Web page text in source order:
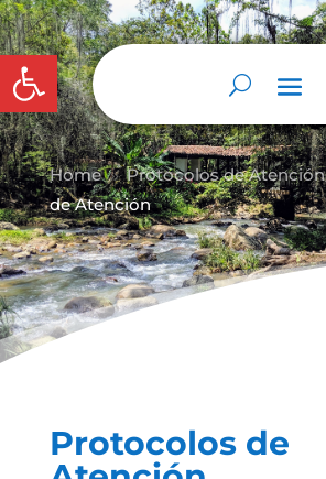
Abrir barra de herramientas
Home 9 Protocolos de Atención
de Atención
Protocolos de